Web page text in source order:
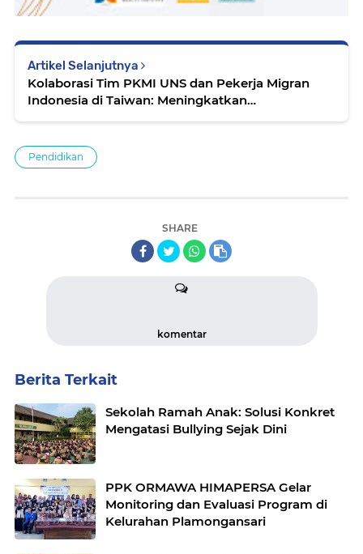
Artikel Selanjutnya
Kolaborasi Tim PKMI UNS dan Pekerja Migran
Indonesia di Taiwan: Meningkatkan
Pendidikan
SHARE
komentar
Berita Terkait
Sekolah Ramah Anak: Solusi Konkret
Mengatasi Bullying Sejak Dini
PPK ORMAWA HIMAPERSA Gelar
Monitoring dan Evaluasi Program di
Kelurahan Plamongansari